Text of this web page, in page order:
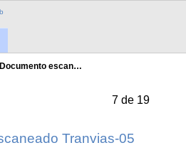
Documento escan…
7 de 19